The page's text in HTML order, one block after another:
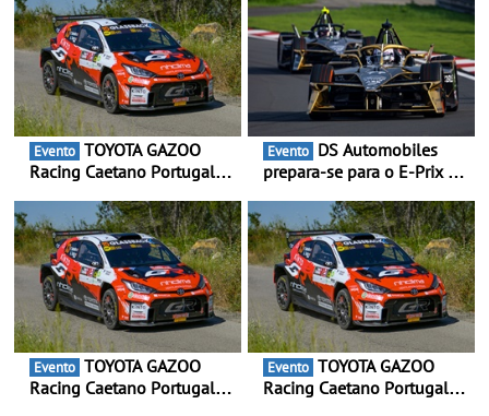
Evento
Racing Caetano Portugal
Rali da Madeira, com Pedro
Almeida e Kris Meeke
Evento
prepara-se para o E-Prix de
vai acolher duas corridas
noturnas, uma estreia para
no campeonato
Evento
Racing Caetano Portugal
Evento
Racing Caetano Portugal